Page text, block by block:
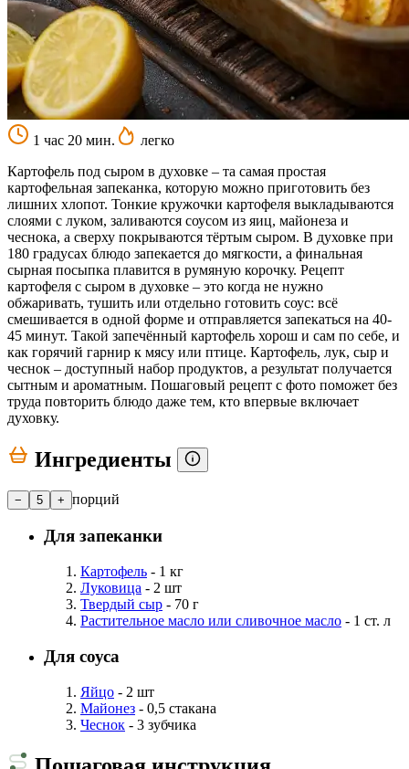
1 час 20 мин.
легко
Картофель под сыром в духовке – та самая простая
картофельная запеканка, которую можно приготовить без
лишних хлопот. Тонкие кружочки картофеля выкладываются
слоями с луком, заливаются соусом из яиц, майонеза и
чеснока, а сверху покрываются тёртым сыром. В духовке при
180 градусах блюдо запекается до мягкости, а финальная
сырная посыпка плавится в румяную корочку. Рецепт
картофеля с сыром в духовке – это когда не нужно
обжаривать, тушить или отдельно готовить соус: всё
смешивается в одной форме и отправляется запекаться на 40-
45 минут. Такой запечённый картофель хорош и сам по себе, и
как горячий гарнир к мясу или птице. Картофель, лук, сыр и
чеснок – доступный набор продуктов, а результат получается
сытным и ароматным. Пошаговый рецепт с фото поможет без
труда повторить блюдо даже тем, кто впервые включает
духовку.
Ингредиенты
− 5 + порций
Для запеканки
Картофель - 1 кг
Луковица - 2 шт
Твердый сыр - 70 г
Растительное масло или сливочное масло - 1 ст. л
Для соуса
Яйцо - 2 шт
Майонез - 0,5 стакана
Чеснок - 3 зубчика